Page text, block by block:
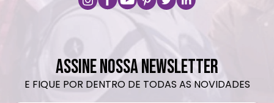
ASSINE NOSSA NEWSLETTER
E FIQUE POR DENTRO DE TODAS AS NOVIDADES